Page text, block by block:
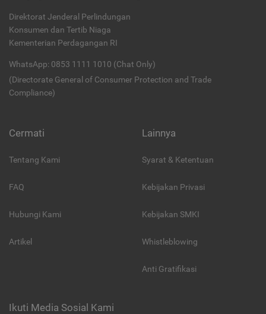
Direktorat Jenderal Perlindungan
Konsumen dan Tertib Niaga
Kementerian Perdagangan RI
WhatsApp: 0853 1111 1010 (Chat Only)
(Directorate General of Consumer Protection and Trade
Compliance)
Cermati
Tentang Kami
FAQ
Hubungi Kami
Artikel
Lainnya
Syarat & Ketentuan
Kebijakan Privasi
Kebijakan SMKI
Whistleblowing
Anti Gratifikasi
Ikuti Media Sosial Kami